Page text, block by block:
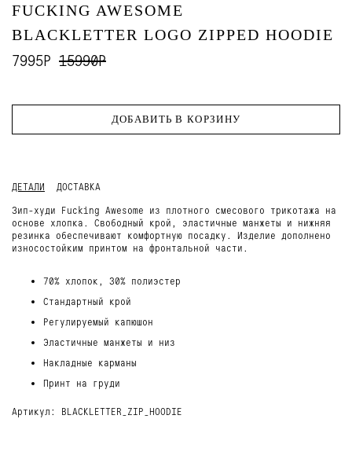
FUCKING AWESOME
BLACKLETTER LOGO ZIPPED HOODIE
7995Р 15990Р
ДОБАВИТЬ В КОРЗИНУ
ДЕТАЛИ
ДОСТАВКА
Зип-худи Fucking Awesome из плотного смесового трикотажа на
основе хлопка. Свободный крой, эластичные манжеты и нижняя
резинка обеспечивают комфортную посадку. Изделие дополнено
износостойким принтом на фронтальной части.
70% хлопок, 30% полиэстер
Стандартный крой
Регулируемый капюшон
Эластичные манжеты и низ
Накладные карманы
Принт на груди
Артикул: BLACKLETTER_ZIP_HOODIE